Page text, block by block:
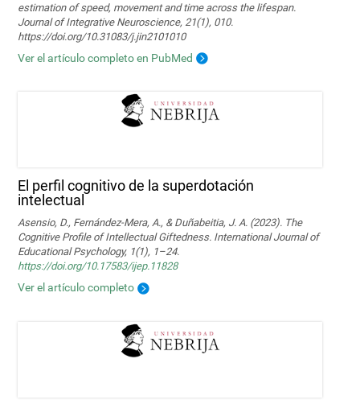
estimation of speed, movement and time across the lifespan.
Journal of Integrative Neuroscience, 21(1), 010.
https://doi.org/10.31083/j.jin2101010
Ver el artículo completo en PubMed
El perfil cognitivo de la superdotación
intelectual
Asensio, D., Fernández-Mera, A., & Duñabeitia, J. A. (2023). The
Cognitive Profile of Intellectual Giftedness. International Journal of
Educational Psychology, 1(1), 1–24.
https://doi.org/10.17583/ijep.11828
Ver el artículo completo